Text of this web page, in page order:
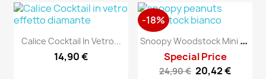
Calice Cocktail In Vetro...
14,90 €
S
Noopy Woodstock Mini Bianco
Special Price
24,90 € 20,42 €
-18%